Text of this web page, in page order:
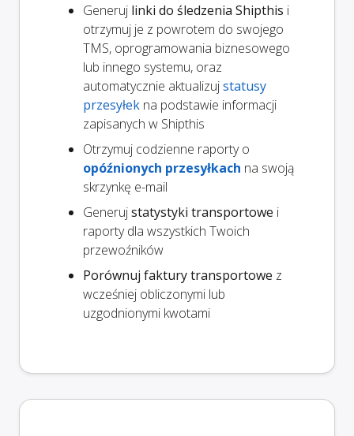
Generuj linki do śledzenia Shipthis i
otrzymuj je z powrotem do swojego
TMS, oprogramowania biznesowego
lub innego systemu, oraz
automatycznie aktualizujstatusy
przesyłek na podstawie informacji
zapisanych w Shipthis
Otrzymuj codzienne raporty o
opóźnionych przesyłkach na swoją
skrzynkę e-mail
Generujstatystyki transportowe i
raporty dla wszystkich Twoich
przewoźników
Porównuj faktury transportowe z
wcześniej obliczonymi lub
uzgodnionymi kwotami